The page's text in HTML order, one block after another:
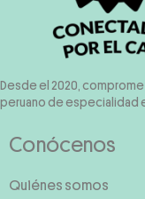
Desde el 2020,
peruano de especialidad
Conócenos
Quiénes somos